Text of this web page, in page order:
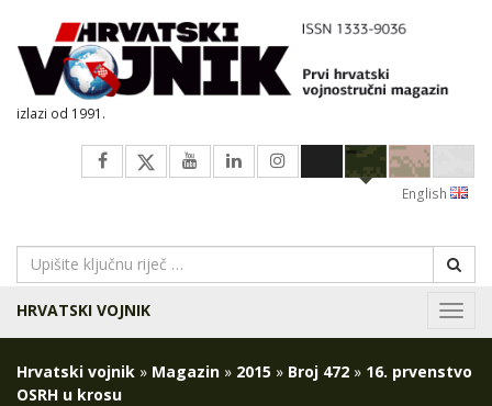
izlazi od 1991.
English
HRVATSKI VOJNIK
Hrvatski vojnik » Magazin » 2015 » Broj 472 » 16. prvenstvo
OSRH u krosu